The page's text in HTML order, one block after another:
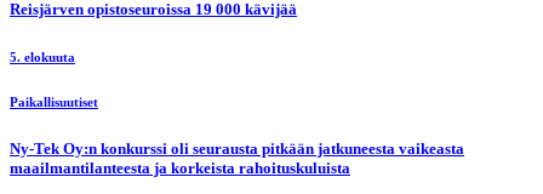
Reisjärven opistoseuroissa 19 000 kävijää
5. elokuuta
Paikallisuutiset
Ny-Tek Oy:n konkurssi oli seurausta pitkään jatkuneesta vaikeasta
maailmantilanteesta ja korkeista rahoituskuluista